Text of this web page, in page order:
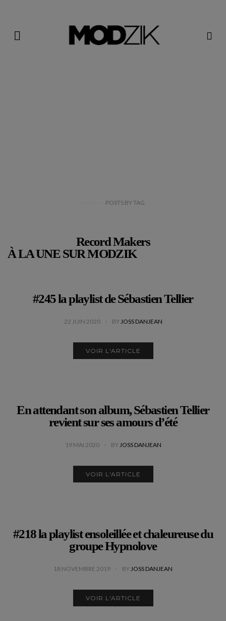
POSTS BYTAG
Record Makers
À LA UNE SUR MODZIK
#245 la playlist de Sébastien Tellier
22 JUIN 2020 BYJOSS DANJEAN
VOIR L'ARTICLE
En attendant son album, Sébastien Tellier
revient sur ses amours d’été
19 MAI 2020 BYJOSS DANJEAN
VOIR L'ARTICLE
#218 la playlist ensoleillée et chaleureuse du
groupe Hypnolove
18 NOVEMBRE 2019 BY JOSS DANJEAN
VOIR L'ARTICLE